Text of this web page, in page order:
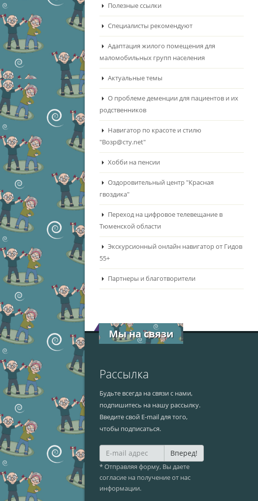
Полезные ссылки
Специалисты рекомендуют
Адаптация жилого помещения для
маломобильных групп населения
Актуальные темы
О проблеме деменции для пациентов и их
родственников
Навигатор по красоте и стилю
"Возр@сту.net"
Хобби на пенсии
Оздоровительный центр "Красная
гвоздика"
Переход на цифровое телевещание в
Тюменской области
Экскурсионный онлайн навигатор от Гидов
55+
Партнеры и благотворители
Мы на связи
Рассылка
Будьте всегда на связи с нами,
подпишитесь на нашу рассылку.
Введите свой E-mail для того,
чтобы подписаться.
Вперед!
* Отправляя форму, Вы даете
согласие на получение от нас
информации.